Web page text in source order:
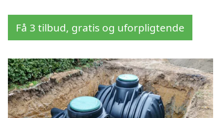
Få 3 tilbud, gratis og uforpligtende